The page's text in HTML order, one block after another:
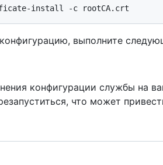
выполните
конфигурации службы на
что может